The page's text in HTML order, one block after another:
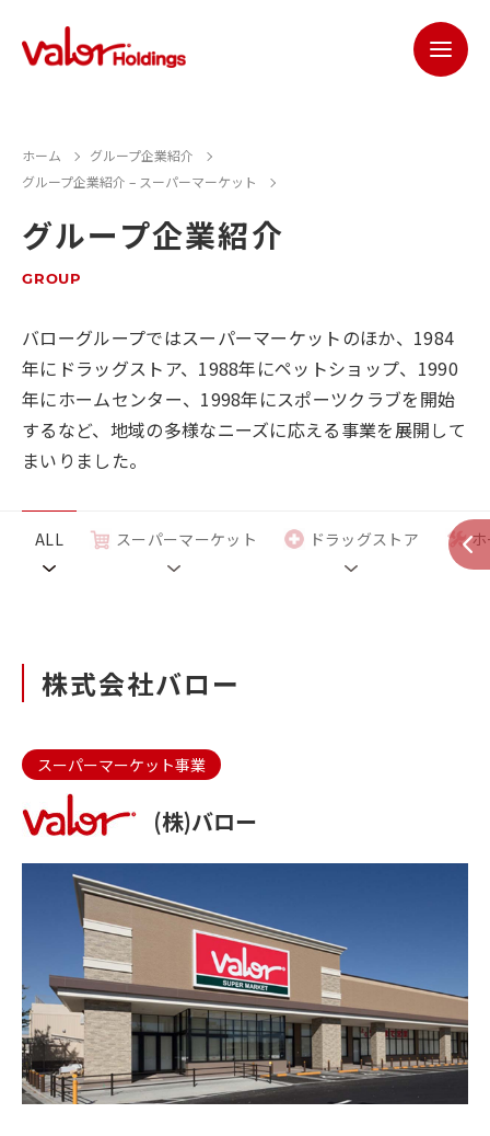
ホーム
グループ企業紹介
グループ企業紹介 – スーパーマーケット
グループ企業紹介
GROUP
バローグループではスーパーマーケットのほか、1984
年にドラッグストア、1988年にペットショップ、1990
年にホームセンター、1998年にスポーツクラブを開始
するなど、地域の多様なニーズに応える事業を展開して
まいりました。
ALL スーパーマーケット ドラッグストア
株式会社バロー
スーパーマーケット事業
(株)バロー